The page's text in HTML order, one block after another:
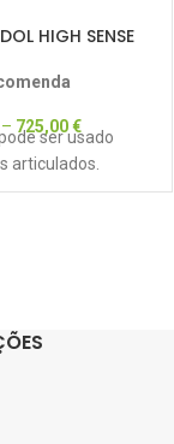
HIGH SENSE
725,00€
ser usado
articulados.